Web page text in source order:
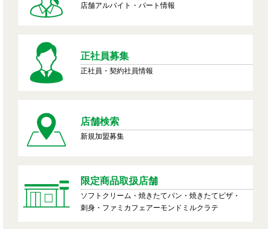
店舗アルバイト・パート情報
正社員募集
正社員・契約社員情報
店舗検索
新規加盟募集
限定商品取扱店舗
ソフトクリーム・焼きたてパン・焼きたてピザ・
刺身・ファミカフェアーモンドミルクラテ